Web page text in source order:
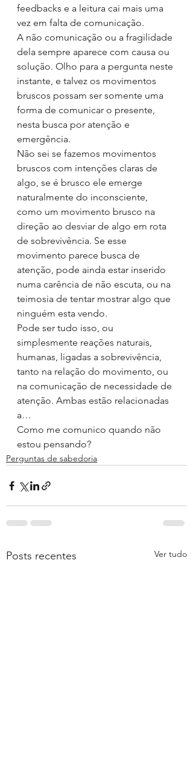
feedbacks e a leitura cai mais uma
vez em falta de comunicação.
A não comunicação ou a fragilidade
dela sempre aparece com causa ou
solução. Olho para a pergunta neste
instante, e talvez os movimentos
bruscos possam ser somente uma
forma de comunicar o presente,
nesta busca por atenção e
emergência.
Não sei se fazemos movimentos
bruscos com intenções claras de
algo, se é brusco ele emerge
naturalmente do inconsciente,
como um movimento brusco na
direção ao desviar de algo em rota
de sobrevivência. Se esse
movimento parece busca de
atenção, pode ainda estar inserido
numa carência de não escuta, ou na
teimosia de tentar mostrar algo que
ninguém esta vendo.
Pode ser tudo isso, ou
simplesmente reações naturais,
humanas, ligadas a sobrevivência,
tanto na relação do movimento, ou
na comunicação de necessidade de
atenção. Ambas estão relacionadas
a…
Como me comunico quando não
estou pensando?
Perguntas de sabedoria
Posts recentes Ver tudo